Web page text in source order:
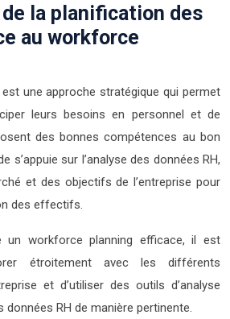
la planification des
au workforce
une approche stratégique qui permet
leurs besoins en personnel et de
des bonnes compétences au bon
s’appuie sur l’analyse des données RH,
et des objectifs de l’entreprise pour
des effectifs.
un workforce planning efficace, il est
étroitement avec les différents
et d’utiliser des outils d’analyse
RH de manière pertinente.